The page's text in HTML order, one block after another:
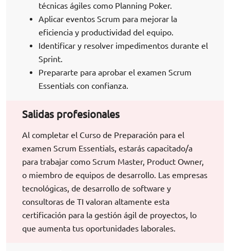
técnicas ágiles como Planning Poker.
Aplicar eventos Scrum para mejorar la
eficiencia y productividad del equipo.
Identificar y resolver impedimentos durante el
Sprint.
Prepararte para aprobar el examen Scrum
Essentials con confianza.
Salidas profesionales
Al completar el Curso de Preparación para el
examen Scrum Essentials, estarás capacitado/a
para trabajar como Scrum Master, Product Owner,
o miembro de equipos de desarrollo. Las empresas
tecnológicas, de desarrollo de software y
consultoras de TI valoran altamente esta
certificación para la gestión ágil de proyectos, lo
que aumenta tus oportunidades laborales.